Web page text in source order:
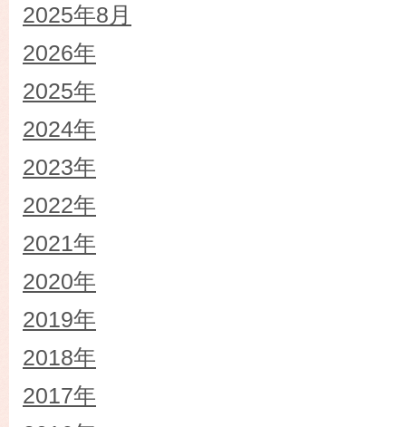
2025年8月
2026年
2025年
2024年
2023年
2022年
2021年
2020年
2019年
2018年
2017年